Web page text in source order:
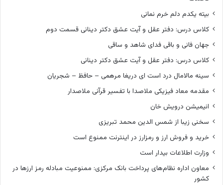
بیته یکدم دلم خرم نمانی
کلاس درس: دفتر عقل و آیت عشق دکتر دینانی قسمت دوم
جهان فانی و باقی فدای شاهد و ساقی
کلاس درس: دفتر عقل و آیت عشق دکتر دینانی
سینه مالامال درد است ای دریغا مرهمی – حافظ – شجریان
مقدمه معاد فیزیکی ملاصدا با تفسیر قرآنی ملاصدار
انیمیشن درویش خان
سخنی زیبا از شمس الدین محمد تبریزی
خرید و فروش ارز و رمزارز در اینترنت ممنوع است
وزارت اطلاعات بیدار است
معاون اداره نظام‌های پرداخت بانک مرکزی: ممنوعیت مبادله رمز ارزها در
کشور